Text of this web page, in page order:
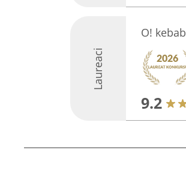
Laureaci
O! kebab
9.2